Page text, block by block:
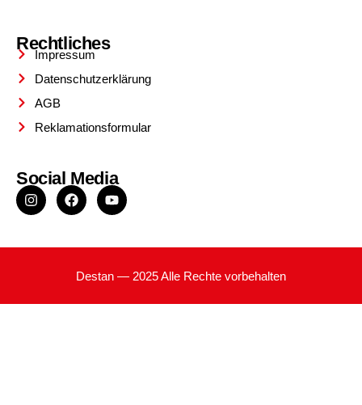
Rechtliches
Impressum
Datenschutzerklärung
AGB
Reklamationsformular
Social Media
Destan — 2025 Alle Rechte vorbehalten